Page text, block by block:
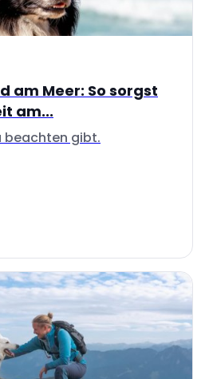
am Meer: So sorgst
am...
beachten gibt.